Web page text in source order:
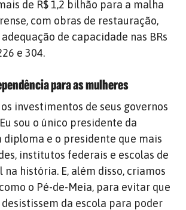
de R$ 1,2 bilhão para a malha
com obras de restauração,
de capacidade nas BRs
e 304.
para as mulheres
investimentos de seus governos
sou o único presidente da
diploma e o presidente que mais
institutos federais e escolas de
história. E, além disso, criamos
o Pé-de-Meia, para evitar que
da escola para poder